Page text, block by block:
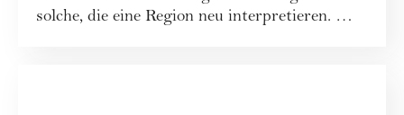
solche, die eine Region neu interpretieren. Mit